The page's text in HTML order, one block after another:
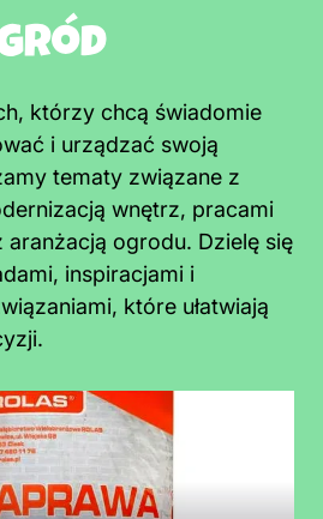
którzy chcą świadomie
i urządzać swoją
tematy związane z
wnętrz, pracami
ogrodu. Dzielę się
inspiracjami i
które ułatwiają